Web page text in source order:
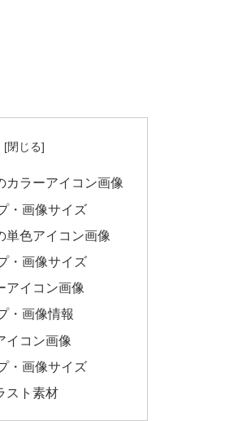
カラーアイコン画像
・画像サイズ
単色アイコン画像
・画像サイズ
アイコン画像
・画像情報
イコン画像
・画像サイズ
スト素材